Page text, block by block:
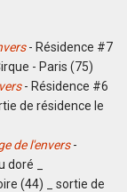
- Résidence #7
- Paris (75)
- Résidence #6
de résidence le
de l'envers-
_
(44) _ sortie de